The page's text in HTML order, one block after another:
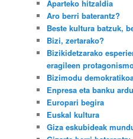
Aparteko hitzaldia
Aro berri baterantz?
Beste kultura batzuk,
Bizi, zertarako?
Bizikidetzarako
eragileen
Bizimodu
Enpresa eta banku
Europari begira
Euskal kultura
Giza eskubideak